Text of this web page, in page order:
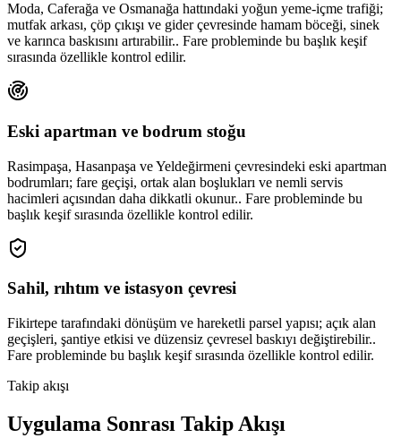
Moda, Caferağa ve Osmanağa hattındaki yoğun yeme-içme trafiği;
mutfak arkası, çöp çıkışı ve gider çevresinde hamam böceği, sinek
ve karınca baskısını artırabilir.. Fare probleminde bu başlık keşif
sırasında özellikle kontrol edilir.
Eski apartman ve bodrum stoğu
Rasimpaşa, Hasanpaşa ve Yeldeğirmeni çevresindeki eski apartman
bodrumları; fare geçişi, ortak alan boşlukları ve nemli servis
hacimleri açısından daha dikkatli okunur.. Fare probleminde bu
başlık keşif sırasında özellikle kontrol edilir.
Sahil, rıhtım ve istasyon çevresi
Fikirtepe tarafındaki dönüşüm ve hareketli parsel yapısı; açık alan
geçişleri, şantiye etkisi ve düzensiz çevresel baskıyı değiştirebilir..
Fare probleminde bu başlık keşif sırasında özellikle kontrol edilir.
Takip akışı
Uygulama Sonrası Takip Akışı